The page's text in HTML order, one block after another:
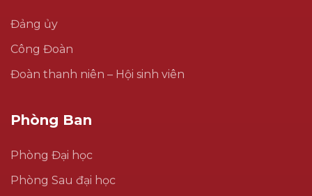
Đảng ủy
Công Đoàn
Đoàn thanh niên – Hội sinh viên
Phòng Ban
Phòng Đại học
Phòng Sau đại học